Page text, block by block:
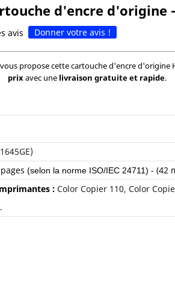
d'encre d'origine -
avis Donner votre avis !
vous propose cette cartouche d'encre d'origine
prix avec une livraison gratuite et rapide.
(selon la norme ISO/IEC 24711) - (42
: Color Copier 110, Color